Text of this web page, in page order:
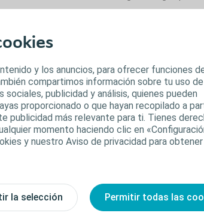
y los anuncios, para ofrecer funciones
compartimos información sobre tu uso de
publicidad y análisis, quienes pueden
proporcionado o que hayan recopilado a
publicidad más relevante para ti. Tienes
momento haciendo clic en
y nuestro Aviso de privacidad para obtener
la selección Permitir todas las